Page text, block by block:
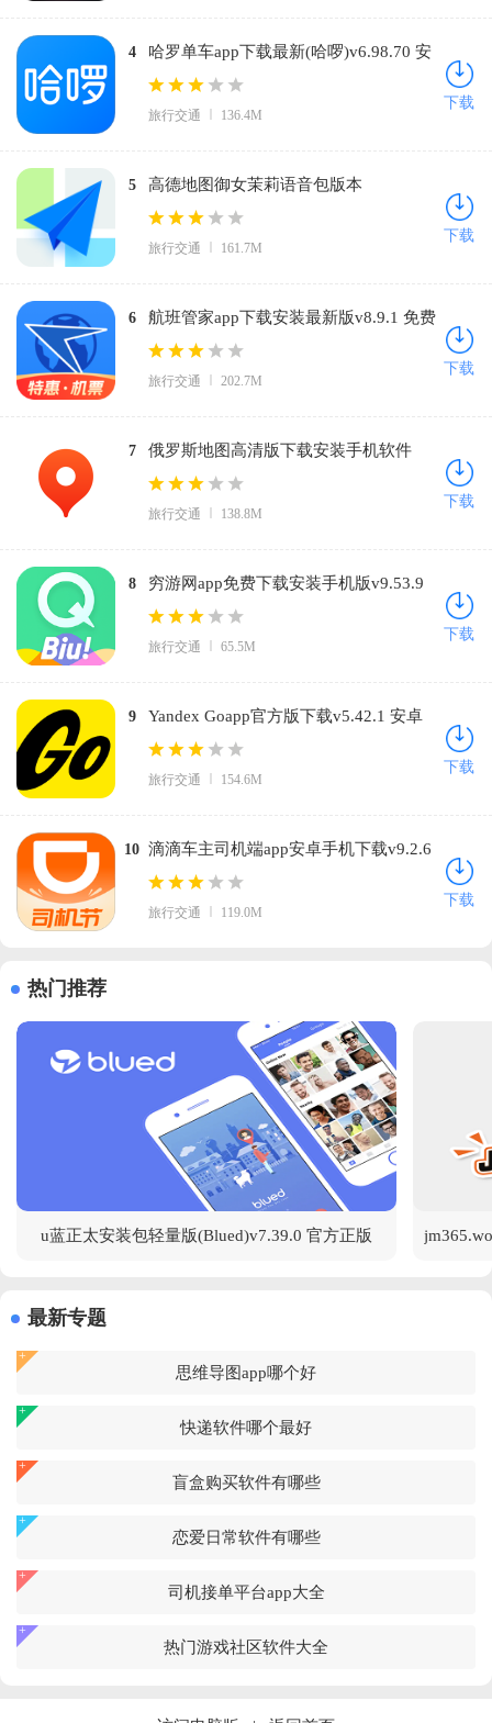
4
哈罗单车app下载最新(哈啰)v6.98.70 安
卓版
旅行交通 136.4M
下载
5
高德地图御女茉莉语音包版本
v16.09.0.2007 最新版
旅行交通 161.7M
下载
6
航班管家app下载安装最新版v8.9.1 免费
版
旅行交通 202.7M
下载
7
俄罗斯地图高清版下载安装手机软件
(Yandex Maps)v23.7.3 安卓版
旅行交通 138.8M
下载
8
穷游网app免费下载安装手机版v9.53.9
官方正版
旅行交通 65.5M
下载
9
Yandex Goapp官方版下载v5.42.1 安卓
版
旅行交通 154.6M
下载
10 滴滴车主司机端app安卓手机下载v9.2.6
官方版
旅行交通 119.0M
下载
热门推荐
u蓝正太安装包轻量版(Blued)v7.39.0 官方正版
最新专题
思维导图app哪个好
快递软件哪个最好
盲盒购买软件有哪些
恋爱日常软件有哪些
司机接单平台app大全
热门游戏社区软件大全